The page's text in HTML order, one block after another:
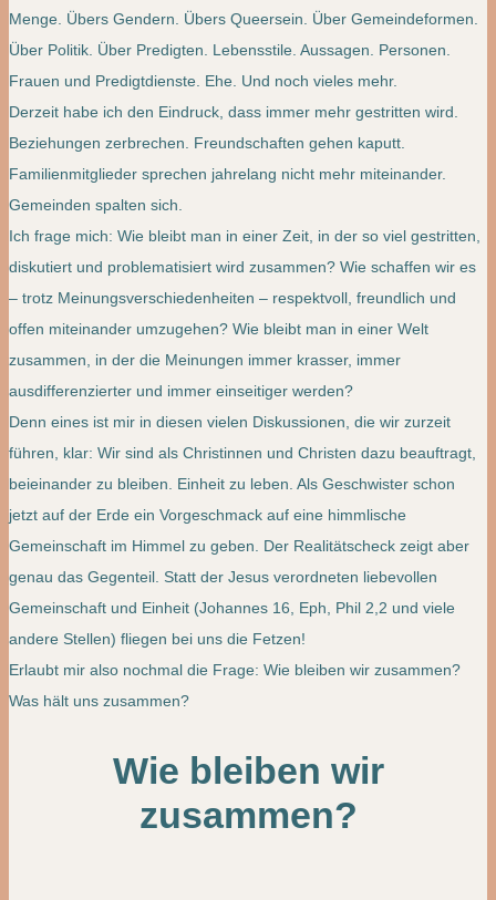
Menge. Übers Gendern. Übers Queersein. Über Gemeindeformen.
Über Politik. Über Predigten. Lebensstile. Aussagen. Personen.
Frauen und Predigtdienste. Ehe. Und noch vieles mehr.
Derzeit habe ich den Eindruck, dass immer mehr gestritten wird.
Beziehungen zerbrechen. Freundschaften gehen kaputt.
Familienmitglieder sprechen jahrelang nicht mehr miteinander.
Gemeinden spalten sich.
Ich frage mich: Wie bleibt man in einer Zeit, in der so viel gestritten,
diskutiert und problematisiert wird zusammen? Wie schaffen wir es
– trotz Meinungs­verschiedenheiten – respektvoll, freundlich und
offen miteinander umzugehen? Wie bleibt man in einer Welt
zusammen, in der die Meinungen immer krasser, immer
ausdifferenzierter und immer einseitiger werden?
Denn eines ist mir in diesen vielen Diskussionen, die wir zurzeit
führen, klar: Wir sind als Christinnen und Christen dazu beauftragt,
beieinander zu bleiben. Einheit zu leben. Als Geschwister schon
jetzt auf der Erde ein Vorgeschmack auf eine himmlische
Gemeinschaft im Himmel zu geben. Der Realitätscheck zeigt aber
genau das Gegenteil. Statt der Jesus verordneten liebevollen
Gemeinschaft und Einheit (Johannes 16, Eph, Phil 2,2 und viele
andere Stellen) fliegen bei uns die Fetzen!
Erlaubt mir also nochmal die Frage: Wie bleiben wir zusammen?
Was hält uns zusammen?
Wie bleiben wir
zusammen?